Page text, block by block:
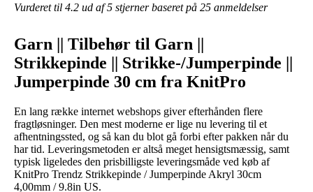
Vurderet til 4.2 ud af 5 stjerner baseret på 25 anmeldelser
Garn || Tilbehør til Garn ||
Strikkepinde || Strikke-/Jumperpinde ||
Jumperpinde 30 cm fra KnitPro
En lang række internet webshops giver efterhånden flere
fragtløsninger. Den mest moderne er lige nu levering til et
afhentningssted, og så kan du blot gå forbi efter pakken når du
har tid. Leveringsmetoden er altså meget hensigtsmæssig, samt
typisk ligeledes den prisbilligste leveringsmåde ved køb af
KnitPro Trendz Strikkepinde / Jumperpinde Akryl 30cm
4,00mm / 9.8in US.